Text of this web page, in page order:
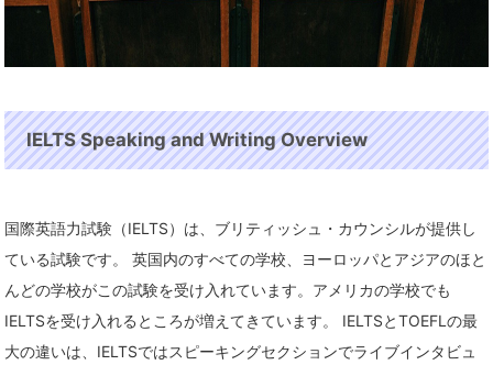
IELTS Speaking and Writing Overview
国際英語力試験（IELTS）は、ブリティッシュ・カウンシルが提供し
ている試験です。 英国内のすべての学校、ヨーロッパとアジアのほと
んどの学校がこの試験を受け入れています。アメリカの学校でも
IELTSを受け入れるところが増えてきています。 IELTSとTOEFLの最
大の違いは、IELTSではスピーキングセクションでライブインタビュ